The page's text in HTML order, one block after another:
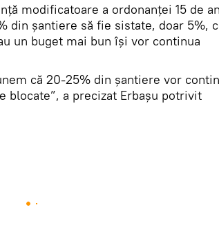
modificatoare a ordonanței 15 de
din șantiere să fie sistate, doar 5%,
un buget mai bun își vor continua
că 20-25% din șantiere vor
blocate”, a precizat Erbașu potrivit